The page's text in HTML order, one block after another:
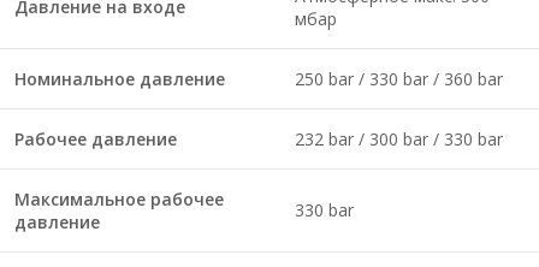
Давление на входе
мбар
Номинальное давление 250 bar / 330 bar / 360 bar
Рабочее давление 232 bar / 300 bar / 330 bar
Максимальное рабочее
давление
330 bar